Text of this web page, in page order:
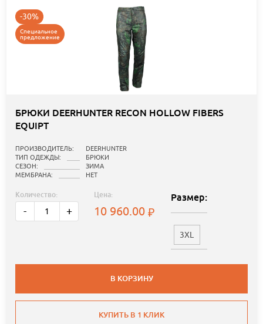
-30%
Специальное
предложение
БРЮКИ DEERHUNTER RECON HOLLOW FIBERS
EQUIPT
ПРОИЗВОДИТЕЛЬ:
DEERHUNTER
ТИП ОДЕЖДЫ:
БРЮКИ
СЕЗОН:
ЗИМА
МЕМБРАНА:
НЕТ
Количество:
- +
Цена:
10 960.00
Размер:
3XL
В КОРЗИНУ
КУПИТЬ В 1 КЛИК